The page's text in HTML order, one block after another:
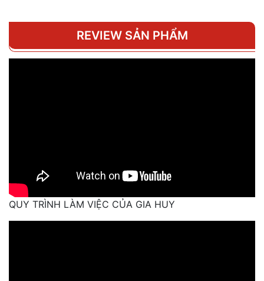
REVIEW SẢN PHẨM
QUY TRÌNH LÀM VIỆC CỦA GIA HUY